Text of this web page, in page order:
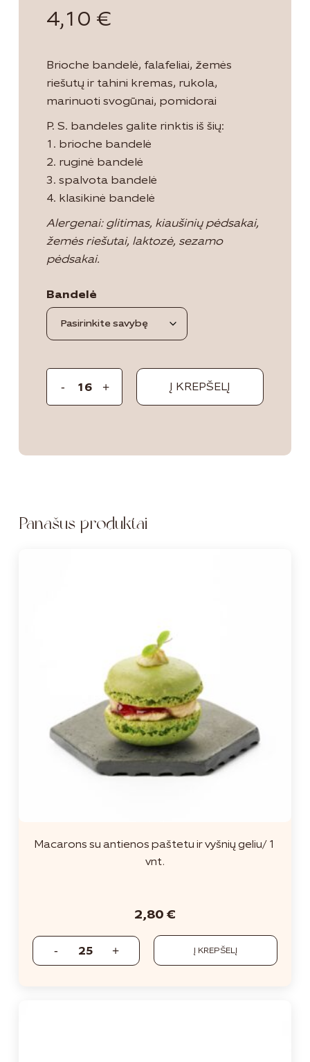
4,10 €
Brioche bandelė, falafeliai, žemės
riešutų ir tahini kremas, rukola,
marinuoti svogūnai, pomidorai
P. S. bandeles galite rinktis iš šių:
1. brioche bandelė
2. ruginė bandelė
3. spalvota bandelė
4. klasikinė bandelė
Alergenai: glitimas, kiaušinių pėdsakai,
žemės riešutai, laktozė, sezamo
pėdsakai.
Bandelė
Į KREPŠELĮ
Panašūs produktai
Macarons su antienos paštetu ir vyšnių geliu/ 1
vnt.
Į KREPŠELĮ
2,80 €